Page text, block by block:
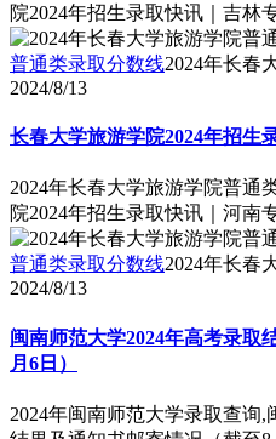
院2024年招生录取快讯｜吉林
普通类录取分数线2024年长春
2024/8/13
长春大学旅游学院2024年招生
2024年长春大学旅游学院普通
院2024年招生录取快讯｜河南
普通类录取分数线2024年长春
2024/8/13
闽南师范大学2024年高考录取
月6日）
2024年闽南师范大学录取查询,